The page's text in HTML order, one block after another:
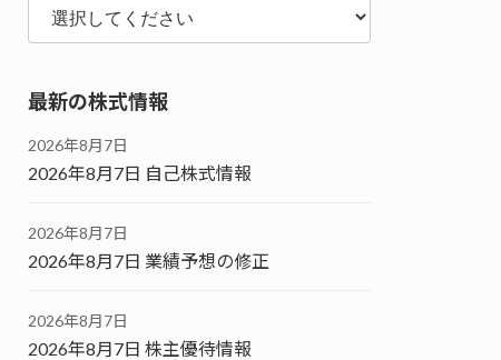
最新の株式情報
2026年8月7日
2026年8月7日 自己株式情報
2026年8月7日
2026年8月7日 業績予想の修正
2026年8月7日
2026年8月7日 株主優待情報